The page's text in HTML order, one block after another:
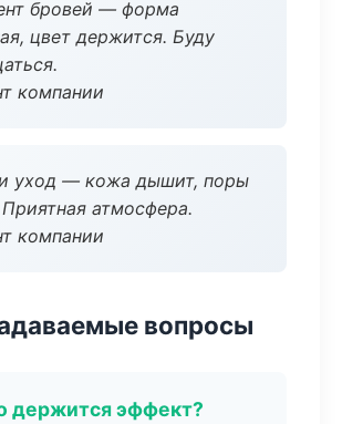
бровей — форма
цвет держится. Буду
компании
уход — кожа дышит, поры
атмосфера.
компании
вопросы
держится эффект?